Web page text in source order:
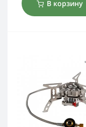
В корзину